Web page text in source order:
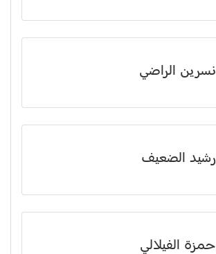
نسرين الراضي
رشيد الضعيف
حمزة الفيلالي